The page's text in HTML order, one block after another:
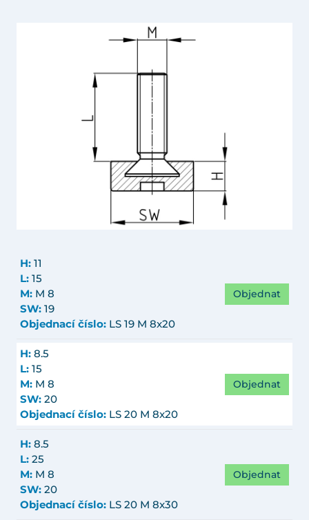
H: 11
L: 15
M: M 8
SW: 19
Objednací číslo: LS 19 M 8x20
Objednat
H: 8.5
L: 15
M: M 8
SW: 20
Objednací číslo: LS 20 M 8x20
Objednat
H: 8.5
L: 25
M: M 8
SW: 20
Objednací číslo: LS 20 M 8x30
Objednat